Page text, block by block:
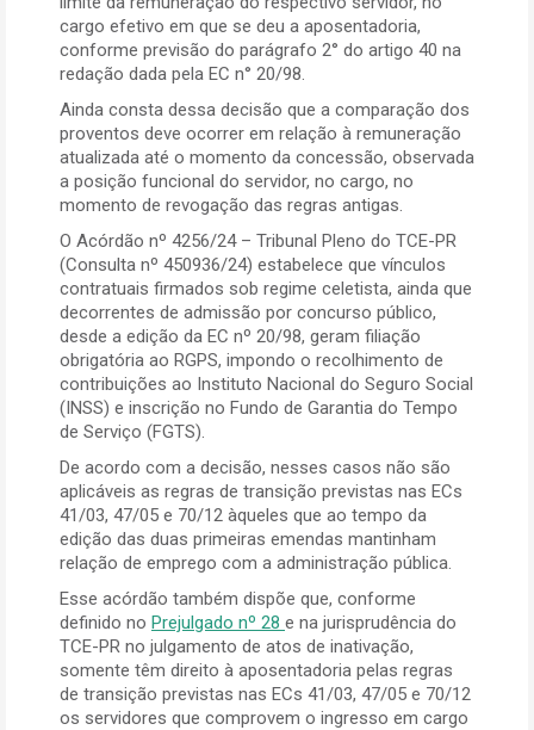
cargo efetivo em que se deu a aposentadoria,
conforme previsão do parágrafo 2° do artigo 40 na
redação dada pela EC n° 20/98.
Ainda consta dessa decisão que a comparação dos
proventos deve ocorrer em relação à remuneração
atualizada até o momento da concessão, observada
a posição funcional do servidor, no cargo, no
momento de revogação das regras antigas.
O Acórdão nº 4256/24 – Tribunal Pleno do TCE-PR
(Consulta nº 450936/24) estabelece que vínculos
contratuais firmados sob regime celetista, ainda que
decorrentes de admissão por concurso público,
desde a edição da EC nº 20/98, geram filiação
obrigatória ao RGPS, impondo o recolhimento de
contribuições ao Instituto Nacional do Seguro Social
(INSS) e inscrição no Fundo de Garantia do Tempo
de Serviço (FGTS).
De acordo com a decisão, nesses casos não são
aplicáveis as regras de transição previstas nas ECs
41/03, 47/05 e 70/12 àqueles que ao tempo da
edição das duas primeiras emendas mantinham
relação de emprego com a administração pública.
Esse acórdão também dispõe que, conforme
definido no Prejulgado nº 28 e na jurisprudência do
TCE-PR no julgamento de atos de inativação,
somente têm direito à aposentadoria pelas regras
de transição previstas nas ECs 41/03, 47/05 e 70/12
os servidores que comprovem o ingresso em cargo